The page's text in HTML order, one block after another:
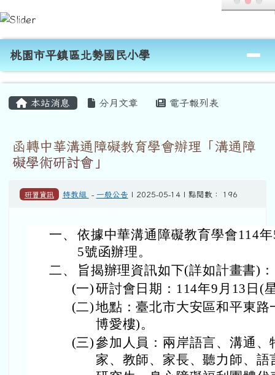
跳至主內容區
桃園市平鎮區北勢國民小學
導覽列
桃園市平鎮區北勢國民小學
本站消息 分月文章 電子報列表
函轉中華溝通障礙教育學會辦理「溝通障
礙學術研討會」
研習資訊 特教組 - 一般公告 | 2025-05-14 | 點閱數： 196
一、 依據中華溝通障礙教育學會114
5號函辦理。
二、
旨揭辦理資訊如下(詳如計畫書)：
(一)研討會日期：114年9月13日(
(二)地點：臺北市大安區和平東
博愛樓)。
(三)參加人員：兩岸語言、溝通
家、教師、家長、聽力師、